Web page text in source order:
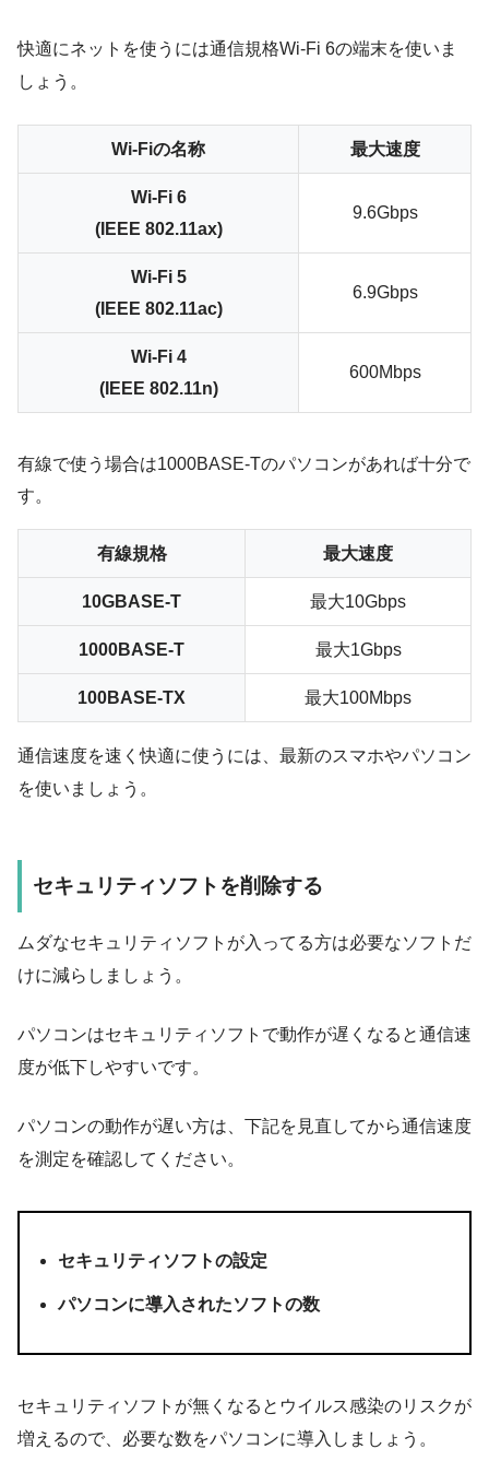
快適にネットを使うには通信規格Wi-Fi 6の端末を使いま
しょう 。
Wi-Fiの名称 最大速度
Wi-Fi 6
(IEEE 802.11ax)
9.6Gbps
Wi-Fi 5
(IEEE 802.11ac)
6.9Gbps
Wi-Fi 4
(IEEE 802.11n)
600Mbps
有線で使う場合は1000BASE-Tのパソコンがあれば十分で
す。
有線規格 最大速度
10GBASE-T 最大10Gbps
1000BASE-T 最大1Gbps
100BASE-TX 最大100Mbps
通信速度を速く快適に使うには、最新のスマホやパソコン
を使いましょう。
セキュリティソフトを削除する
ムダなセキュリティソフトが入ってる方は必要なソフトだ
けに減らしましょう 。
パソコンはセキュリティソフトで動作が遅くなると通信速
度が低下しやすいです。
パソコンの動作が遅い方は、下記を見直してから通信速度
を測定を確認してください。
セキュリティソフトの設定
パソコンに導入されたソフトの数
セキュリティソフトが無くなるとウイルス感染のリスクが
増えるので、必要な数をパソコンに導入しましょう。